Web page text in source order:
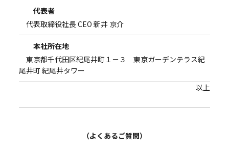
代表者
代表取締役社長 CEO 新井 京介
本社所在地
東京都千代田区紀尾井町１－３ 東京ガーデンテラス紀
尾井町 紀尾井タワー
以上
（よくあるご質問）